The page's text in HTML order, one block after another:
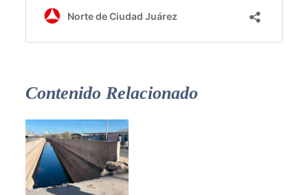
Contenido Relacionado